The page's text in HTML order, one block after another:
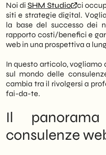
Visione
limitano a
analizzano
dell’azienda (sito,
identificare
di crescita.
Segnali di
vendite, basso
campagne
l’intervento di un
strategia.
Approccio
soluzione unica; il
Noi di SHM Studio
ci
siti e strategie digital.
la base del successo dei
rapporto costi/benefici e
web in una prospettiva a
In questo articolo,
sul mondo delle
cambia tra il rivolgersi a
fai-da-te.
Il
consulenze